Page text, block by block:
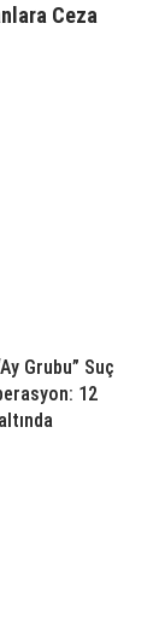
Ceza
Grubu” Suç
12